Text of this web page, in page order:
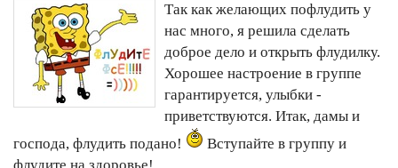
Так как желающих пофлудить у
нас много, я решила сделать
доброе дело и открыть флудилку.
Хорошее настроение в группе
гарантируется, улыбки -
приветствуются. Итак, дамы и
господа, флудить подано!
Вступайте в группу и